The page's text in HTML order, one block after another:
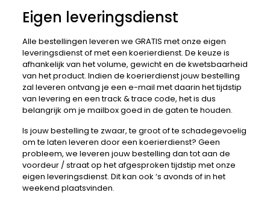
Eigen leveringsdienst
Alle bestellingen leveren we GRATIS met onze eigen
leveringsdienst of met een koerierdienst. De keuze is
afhankelijk van het volume, gewicht en de kwetsbaarheid
van het product. Indien de koerierdienst jouw bestelling
zal leveren ontvang je een e-mail met daarin het tijdstip
van levering en een track & trace code, het is dus
belangrijk om je mailbox goed in de gaten te houden.
Is jouw bestelling te zwaar, te groot of te schadegevoelig
om te laten leveren door een koerierdienst? Geen
probleem, we leveren jouw bestelling dan tot aan de
voordeur / straat op het afgesproken tijdstip met onze
eigen leveringsdienst. Dit kan ook ‘s avonds of in het
weekend plaatsvinden.